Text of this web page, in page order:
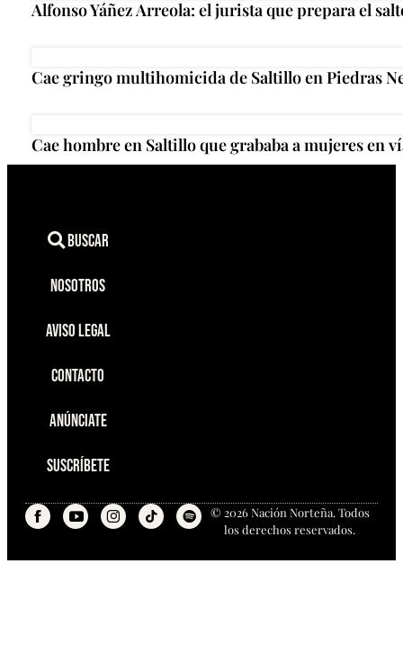
Alfonso Yáñez Arreola: el jurista que prepara el
Cae gringo multihomicida de Saltillo en Piedras
Cae hombre en Saltillo que grababa a mujeres en
Buscar
Nosotros
Aviso Legal
Contacto
Anúnciate
Suscríbete
© 2026 Nación Norteña. Todos
los derechos reservados.